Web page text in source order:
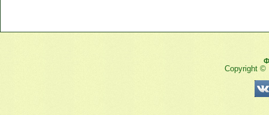
Copyright ©